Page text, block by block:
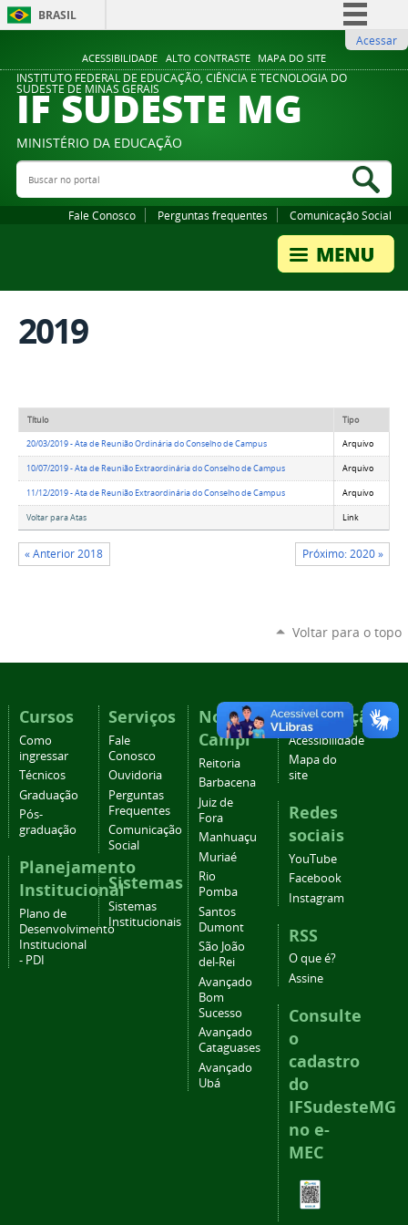
ACESSIBILIDADE ALTO CONTRASTE MAPA DO SITE
BRASIL
Comunica BR
Participe
Legislação
Acessar
INSTITUTO FEDERAL DE EDUCAÇÃO, CIÊNCIA E TECNOLOGIA DO
SUDESTE DE MINAS GERAIS
IF SUDESTE MG
MINISTÉRIO DA EDUCAÇÃO
Buscar no portal
Fale Conosco Perguntas frequentes Comunicação Social
2019
Título Tipo
20/03/2019 - Ata de Reunião Ordinária do Conselho de Campus Arquivo
10/07/2019 - Ata de Reunião Extraordinária do Conselho de Campus Arquivo
11/12/2019 - Ata de Reunião Extraordinária do Conselho de Campus Arquivo
Voltar para Atas Link
« Anterior 2018 Próximo: 2020 »
Voltar para o topo
Cursos
Como
ingressar
Técnicos
Graduação
Pós-
graduação
Planejamento
Institucional
Plano de
Desenvolvimento
Institucional
- PDI
Serviços
Fale
Conosco
Ouvidoria
Perguntas
Frequentes
Comunicação
Social
Sistemas
Sistemas
Institucionais
Nossos
Campi
Reitoria
Barbacena
Juiz de
Fora
Manhuaçu
Muriaé
Rio
Pomba
Santos
Dumont
São João
del-Rei
Avançado
Bom
Sucesso
Avançado
Cataguases
Avançado
Ubá
Navegação
Acessibilidade
Mapa do
site
Redes
sociais
YouTube
Facebook
Instagram
RSS
O que é?
Assine
Consulte
o
cadastro
do
IFSudesteMG
no e-
MEC